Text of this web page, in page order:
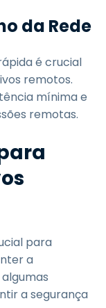
da Rede
é crucial
remotos.
mínima e
remotas.
para
a
a segurança